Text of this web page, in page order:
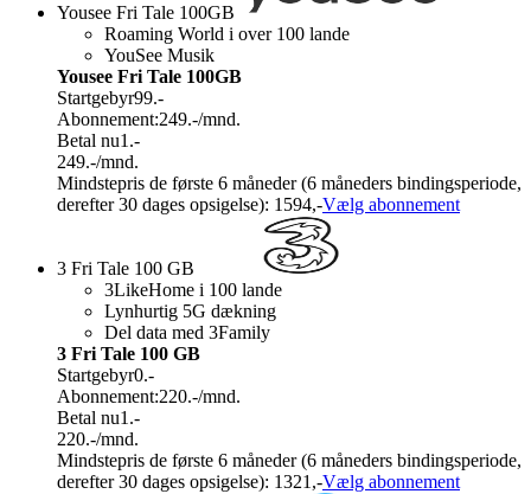
Yousee Fri Tale 100GB
Roaming World i over 100 lande
YouSee Musik
Yousee Fri Tale 100GB
Startgebyr99.-
Abonnement:249.-/mnd.
Betal nu1.-
249.-/mnd.
Mindstepris de første 6 måneder (6 måneders bindingsperiode,
derefter 30 dages opsigelse): 1594,-Vælg abonnement
3 Fri Tale 100 GB
3LikeHome i 100 lande
Lynhurtig 5G dækning
Del data med 3Family
3 Fri Tale 100 GB
Startgebyr0.-
Abonnement:220.-/mnd.
Betal nu1.-
220.-/mnd.
Mindstepris de første 6 måneder (6 måneders bindingsperiode,
derefter 30 dages opsigelse): 1321,-Vælg abonnement